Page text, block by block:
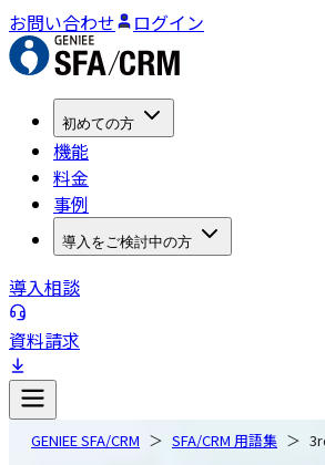
お問い合わせ ログイン
初めての方
機能
料金
事例
導入をご検討中の方
導入相談
資料請求
GENIEE SFA/CRM SFA/CRM 用語集